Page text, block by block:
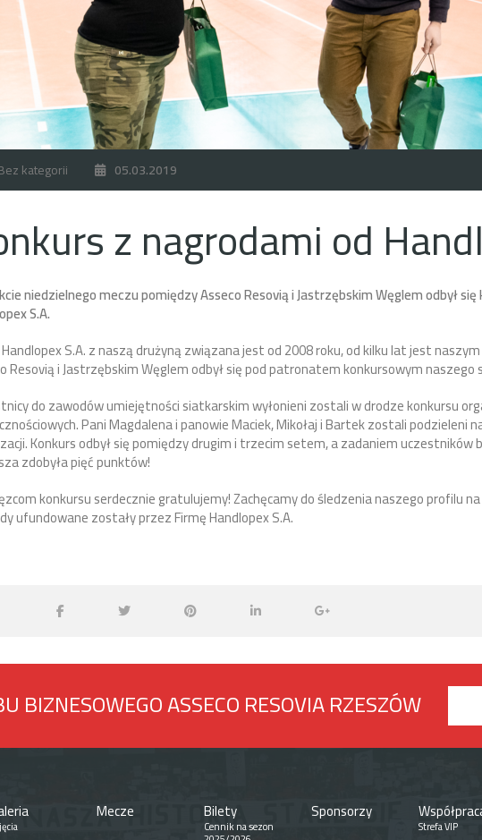
kategorii 05.03.2019
z nagrodami od
niedzielnego meczu pomiędzy Asseco Resovią i Jastrzębskim Węglem odbył
S.A.
S.A. z naszą drużyną związana jest od 2008 roku, od kilku lat jest
Resovią i Jastrzębskim Węglem odbył się pod patronatem konkursowym naszego
do zawodów umiejętności siatkarskim wyłonieni zostali w drodze konkursu
Pani Magdalena i panowie Maciek, Mikołaj i Bartek zostali podzieleni
Konkurs odbył się pomiędzy drugim i trzecim setem, a zadaniem uczestników
zdobyła pięć punktów!
konkursu serdecznie gratulujemy! Zachęcamy do śledzenia naszego profilu
ufundowane zostały przez Firmę Handlopex S.A.
BIZNESOWEGO ASSECO RESOVIA RZESZÓW
Mecze Bilety
Cennik na sezon
Sponsorzy
Strefa VIP